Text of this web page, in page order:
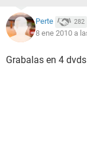
Perte 282
8 ene 2010 a
Grabalas en 4